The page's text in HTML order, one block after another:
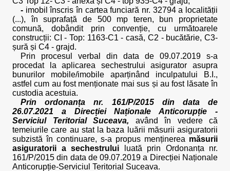
- imobil înscris în cartea funciară nr. 32794 a localității
(...), în suprafață de 500 mp teren, bun proprietate
comună, dobândit prin convenție, cu următoarele
construcții: CI - Top: 1163-C1 - casă, C2 - bucătărie, C3-
șură și C4 - grajd.
Prin procesul verbal din data de 09.07.2019 s-a
procedat la aplicarea sechestrului asigurator asupra
bunurilor mobile/imobile aparținând inculpatului B.I.,
astfel cum au fost menționate mai sus și au fost lăsate în
custodia acestuia.
Prin ordonanța nr. 161/P/2015 din data de
26.07.2021 a
Direcției Naționale Anticorupție -
Serviciul Teritorial Suceava, având în vedere că
temeiurile care au stat la baza luării măsurii asiguratorii
subzistă în continuare, s-a propus menținerea măsurii
asiguratorii a sechestrului luată prin Ordonanța nr.
161/P/2015 din data de 09.07.2019 a Direcției Naționale
Anticorupție-Serviciul Teritorial Suceava.